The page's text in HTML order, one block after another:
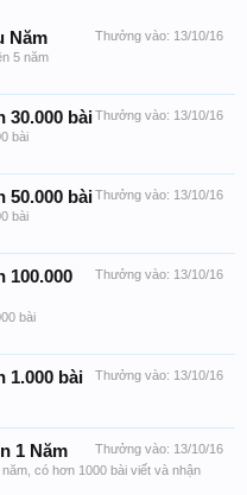
Thưởng vào: 13/10/16
Năm
5 năm
Thưởng vào: 13/10/16
30.000 bài
bài
Thưởng vào: 13/10/16
50.000 bài
bài
Thưởng vào: 13/10/16
100.000
bài
Thưởng vào: 13/10/16
1.000 bài
Thưởng vào: 13/10/16
1 Năm
có hơn 1000 bài viết và nhận